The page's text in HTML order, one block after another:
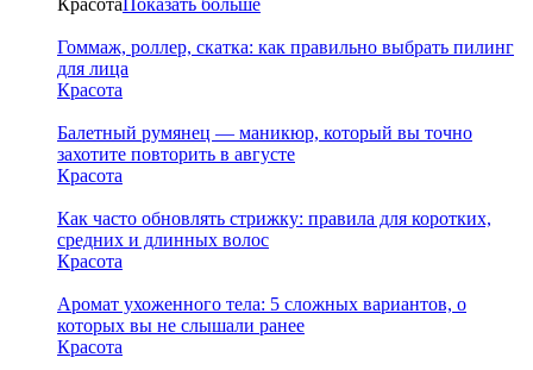
Гоммаж, роллер, скатка: как правильно выбрать пилинг
для лица
Красота
Балетный румянец — маникюр, который вы точно
захотите повторить в августе
Красота
Как часто обновлять стрижку: правила для коротких,
средних и длинных волос
Красота
Аромат ухоженного тела: 5 сложных вариантов, о
которых вы не слышали ранее
Красота